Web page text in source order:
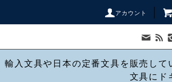
アカウント
輸入文具や日本の定番文具を販売して
文具にド